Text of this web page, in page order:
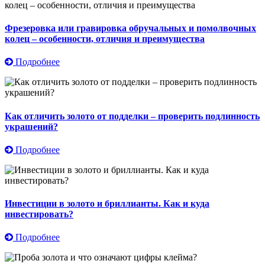
Фрезеровка или гравировка обручальных и помолвочных
колец – особенности, отличия и преимущества
Подробнее
Как отличить золото от подделки – проверить подлинность
украшений?
Подробнее
Инвестиции в золото и бриллианты. Как и куда
инвестировать?
Подробнее